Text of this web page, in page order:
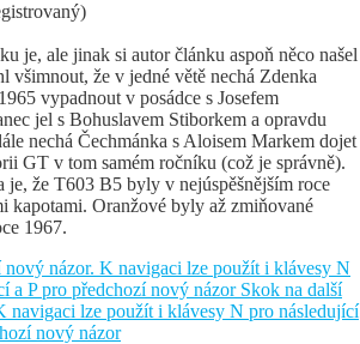
je, ale jinak si autor článku aspoň něco našel
všimnout, že v jedné větě nechá Zdenka
vypadnout v posádce s Josefem
jel s Bohuslavem Stiborkem a opravdu
nechá Čechmánka s Aloisem Markem dojet
GT v tom samém ročníku (což je správně).
je, že T603 B5 byly v nejúspěšnějším roce
kapotami. Oranžové byly až zmiňované
1967.
nový názor. K navigaci lze použít i klávesy N
a P pro předchozí nový názor Skok na další
navigaci lze použít i klávesy N pro následující
nový názor